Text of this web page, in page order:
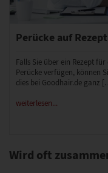
Perücke auf Rezept
Falls Sie über ein Rezept für
Perücke verfügen, können
dies bei Goodhair.de ganz
weiterlesen...
Wird oft